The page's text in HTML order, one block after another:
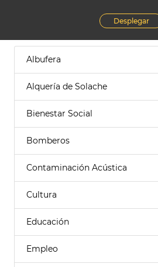
Desplegar
Albufera
Alquería de Solache
Bienestar Social
Bomberos
Contaminación Acústica
Cultura
Educación
Empleo